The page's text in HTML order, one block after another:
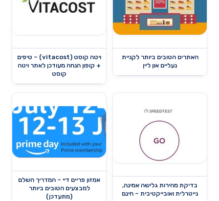
האתרים הטובים ביותר לקניית
נעליים און ליין
ויטה קוסט (vitacost) – טיפים
+ קופון הנחה מעודכן לאתר ויטה
קוסט
בדיקת מהירות גלישה אמינה,
נייטרלית ואובייקטיבית – חינם
אמזון פריים דיי – המדריך השלם
למבצעים הטובים ביותר
(מתעדכן)